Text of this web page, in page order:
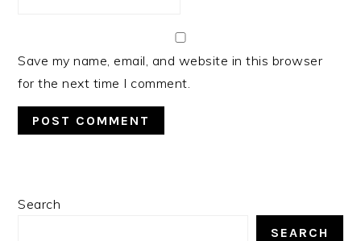
Save my name, email, and website in this browser
for the next time I comment.
PRIMARY
Search
SEARCH